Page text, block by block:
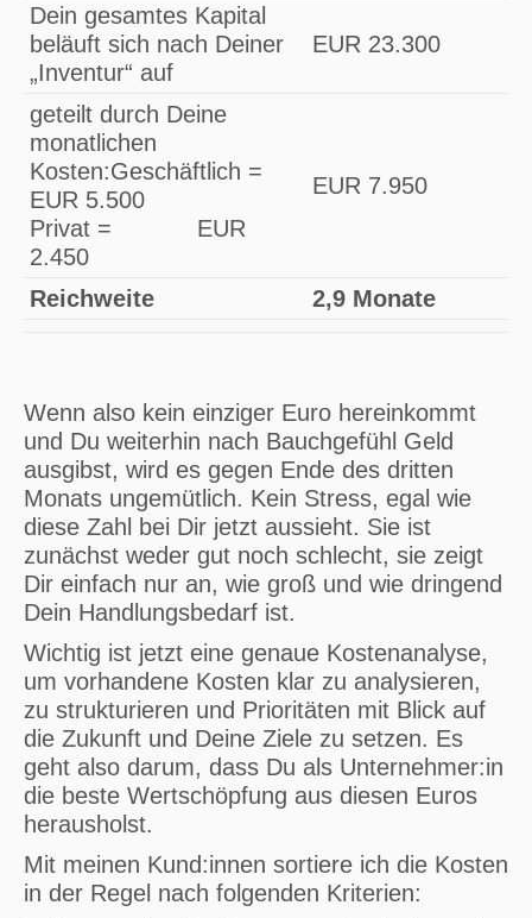
Dein gesamtes Kapital
beläuft sich nach Deiner
„Inventur“ auf
EUR 23.300
geteilt durch Deine
monatlichen
Kosten:Geschäftlich =
EUR 5.500
Privat = EUR
2.450
EUR 7.950
Reichweite 2,9 Monate
Wenn also kein einziger Euro hereinkommt
und Du weiterhin nach Bauchgefühl Geld
ausgibst, wird es gegen Ende des dritten
Monats ungemütlich. Kein Stress, egal wie
diese Zahl bei Dir jetzt aussieht. Sie ist
zunächst weder gut noch schlecht, sie zeigt
Dir einfach nur an, wie groß und wie dringend
Dein Handlungsbedarf ist.
Wichtig ist jetzt eine genaue Kostenanalyse,
um vorhandene Kosten klar zu analysieren,
zu strukturieren und Prioritäten mit Blick auf
die Zukunft und Deine Ziele zu setzen. Es
geht also darum, dass Du als Unternehmer:in
die beste Wertschöpfung aus diesen Euros
herausholst.
Mit meinen Kund:innen sortiere ich die Kosten
in der Regel nach folgenden Kriterien: